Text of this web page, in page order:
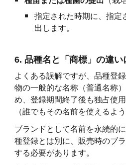
指定された時期に、指定
出します。
6. 品種名と「商標」の違い
よくある誤解ですが、品種登
物の一般的な名称（普通名称
め、登録期間終了後も独占使
（誰でもその名前を使えるよ
ブランドとして名前を永続的
種登録とは別に、販売時のブ
する必要があります。